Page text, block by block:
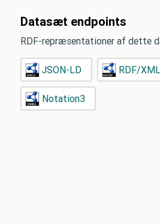
Datasæt endpoints
RDF-repræsentationer af dette
JSON-LD RDF/XML
Notation3